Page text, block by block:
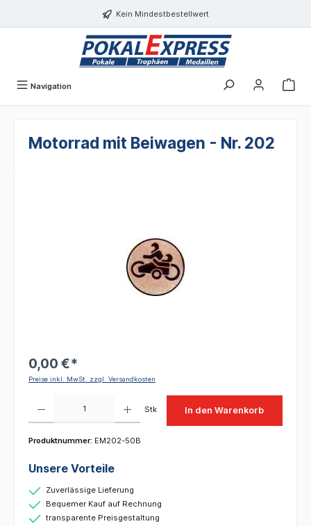
Kein Mindestbestellwert
Navigation
Motorrad mit Beiwagen - Nr. 202
0,00 €*
Preise inkl. MwSt. zzgl. Versandkosten
Stk In den Warenkorb
Produktnummer: EM202-50B
Unsere Vorteile
Zuverlässige Lieferung
Bequemer Kauf auf Rechnung
transparente Preisgestaltung